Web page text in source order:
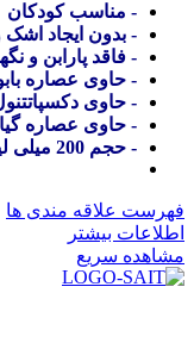
- مناسب کودکان
- بدون ایجاد
- فاقد پارابن و
- حاوی عصاره
- حاوی
- حاوی عصاره
- حجم 200 میلی لیتر
فهرست علاقه مندی ها
اطلاعات بیشتر
مشاهده سریع